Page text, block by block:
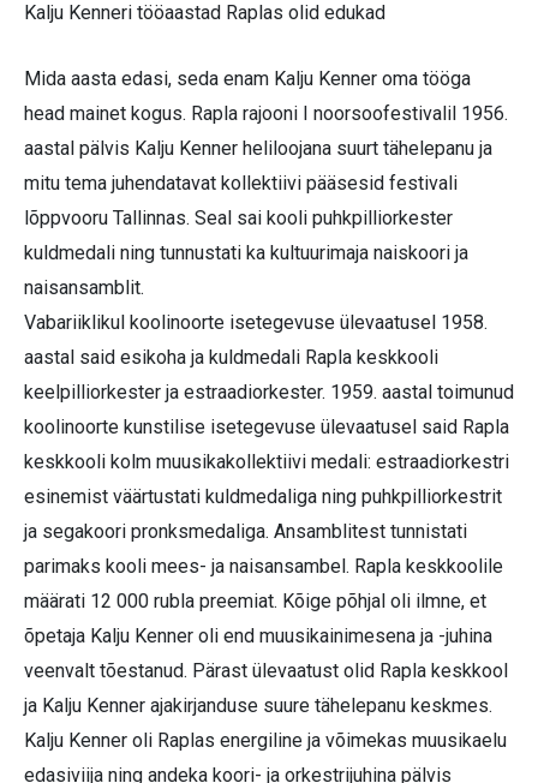
Kalju Kenneri tööaastad Raplas olid edukad
Mida aasta edasi, seda enam Kalju Kenner oma tööga
head mainet kogus. Rapla rajooni I noorsoofestivalil 1956.
aastal pälvis Kalju Kenner heliloojana suurt tähelepanu ja
mitu tema juhendatavat kollektiivi pääsesid festivali
lõppvooru Tallinnas. Seal sai kooli puhkpilliorkester
kuldmedali ning tunnustati ka kultuurimaja naiskoori ja
naisansamblit.
Vabariiklikul koolinoorte isetegevuse ülevaatusel 1958.
aastal said esikoha ja kuldmedali Rapla keskkooli
keelpilliorkester ja estraadiorkester. 1959. aastal toimunud
koolinoorte kunstilise isetegevuse ülevaatusel said Rapla
keskkooli kolm muusikakollektiivi medali: estraadiorkestri
esinemist väärtustati kuldmedaliga ning puhkpilliorkestrit
ja segakoori pronksmedaliga. Ansamblitest tunnistati
parimaks kooli mees- ja naisansambel. Rapla keskkoolile
määrati 12 000 rubla preemiat. Kõige põhjal oli ilmne, et
õpetaja Kalju Kenner oli end muusikainimesena ja -juhina
veenvalt tõestanud. Pärast ülevaatust olid Rapla keskkool
ja Kalju Kenner ajakirjanduse suure tähelepanu keskmes.
Kalju Kenner oli Raplas energiline ja võimekas muusikaelu
edasiviija ning andeka koori- ja orkestrijuhina pälvis